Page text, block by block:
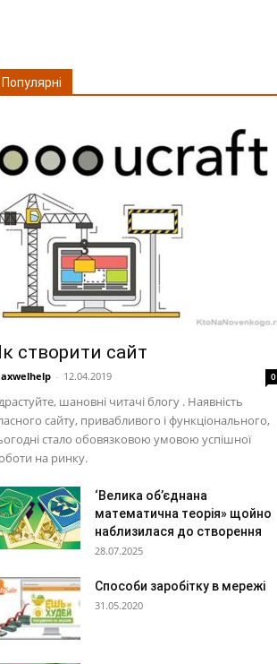
Популярні
створити сайт
- 12.04.2019 0
шановні читачі блогу . Наявність
сайту, привабливого і функціонального,
стало обовязковою умовою успішної
на ринку.
‘Велика об’єднана
математична теорія» щойно
наблизилася до створення
28.07.2025
Способи заробітку в мережі
31.05.2020